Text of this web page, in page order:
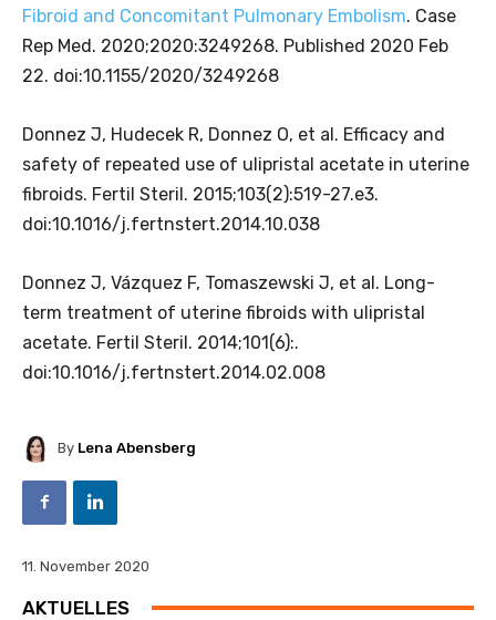
Fibroid and Concomitant Pulmonary Embolism. Case
Rep Med. 2020;2020:3249268. Published 2020 Feb
22. doi:10.1155/2020/3249268
Donnez J, Hudecek R, Donnez O, et al. Efficacy and
safety of repeated use of ulipristal acetate in uterine
fibroids. Fertil Steril. 2015;103(2):519-27.e3.
doi:10.1016/j.fertnstert.2014.10.038
Donnez J, Vázquez F, Tomaszewski J, et al. Long-
term treatment of uterine fibroids with ulipristal
acetate. Fertil Steril. 2014;101(6):.
doi:10.1016/j.fertnstert.2014.02.008
By Lena Abensberg
11. November 2020
AKTUELLES